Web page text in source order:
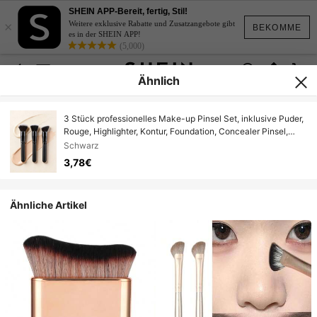
BEKOMME
×
SHEIN APP-Bereit, fertig, Stil!
Weitere exklusive Rabatte und Zusatzangebote gibt
es in der SHEIN APP!
(5,000)
Ähnlich
3 Stück professionelles Make-up Pinsel Set, inklusive Puder,
Rouge, Highlighter, Kontur, Foundation, Concealer Pinsel,
weiche Nylonborsten, geeignet für Make-up Anfänger,
tragbare Reisegröße, tolles Geschenk
Schwarz
3,78€
Ähnliche Artikel